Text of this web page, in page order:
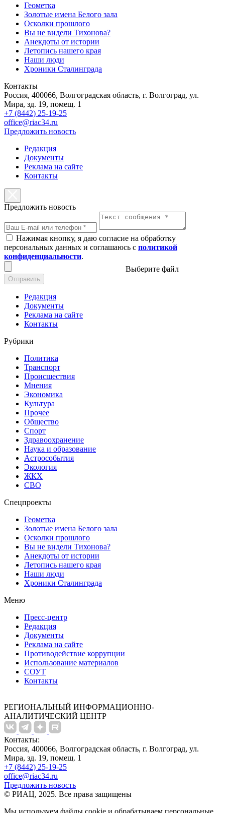
Геометка
Золотые имена Белого зала
Осколки прошлого
Вы не видели Тихонова?
Анекдоты от истории
Летопись нашего края
Наши люди
Хроники Сталинграда
Контакты
Россия, 400066, Волгоградская область, г. Волгоград, ул.
Мира, зд. 19, помещ. 1
+7 (8442) 25-19-25
office@riac34.ru
Предложить новость
Редакция
Документы
Реклама на сайте
Контакты
Предложить новость
Нажимая кнопку, я даю согласие на обработку
персональных данных и соглашаюсь с политикой
конфиденциальности.
Выберите файл
Отправить
Редакция
Документы
Реклама на сайте
Контакты
Рубрики
Политика
Транспорт
Происшествия
Мнения
Экономика
Культура
Прочее
Общество
Спорт
Здравоохранение
Наука и образование
Астрособытия
Экология
ЖКХ
СВО
Спецпроекты
Геометка
Золотые имена Белого зала
Осколки прошлого
Вы не видели Тихонова?
Анекдоты от истории
Летопись нашего края
Наши люди
Хроники Сталинграда
Меню
Пресс-центр
Редакция
Документы
Реклама на сайте
Противодействие коррупции
Использование материалов
СОУТ
Контакты
РЕГИОНАЛЬНЫЙ ИНФОРМАЦИОННО-
АНАЛИТИЧЕСКИЙ ЦЕНТР
Контакты:
Россия, 400066, Волгоградская область, г. Волгоград, ул.
Мира, зд. 19, помещ. 1
+7 (8442) 25-19-25
office@riac34.ru
Предложить новость
© РИАЦ, 2025. Все права защищены
Мы используем файлы сookie и обрабатываем персональные